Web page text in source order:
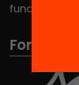
Formem